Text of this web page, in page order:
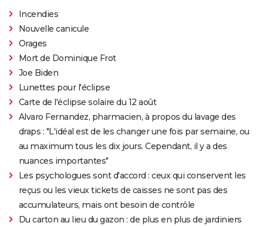
Incendies
Nouvelle canicule
Orages
Mort de Dominique Frot
Joe Biden
Lunettes pour l'éclipse
Carte de l'éclipse solaire du 12 août
Alvaro Fernandez, pharmacien, à propos du lavage des
draps : "L'idéal est de les changer une fois par semaine, ou
au maximum tous les dix jours. Cependant, il y a des
nuances importantes"
Les psychologues sont d'accord : ceux qui conservent les
reçus ou les vieux tickets de caisses ne sont pas des
accumulateurs, mais ont besoin de contrôle
Du carton au lieu du gazon : de plus en plus de jardiniers